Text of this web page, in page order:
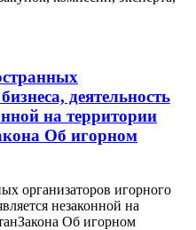
деятельность
на территории
Об игорном
организаторов игорного
незаконной на
Об игорном